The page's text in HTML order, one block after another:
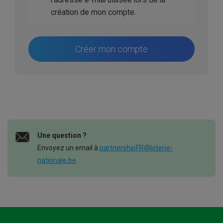
création de mon compte.
Créer mon compte
Une question ?
Envoyez un email à partnershipFR@loterie-
nationale.be